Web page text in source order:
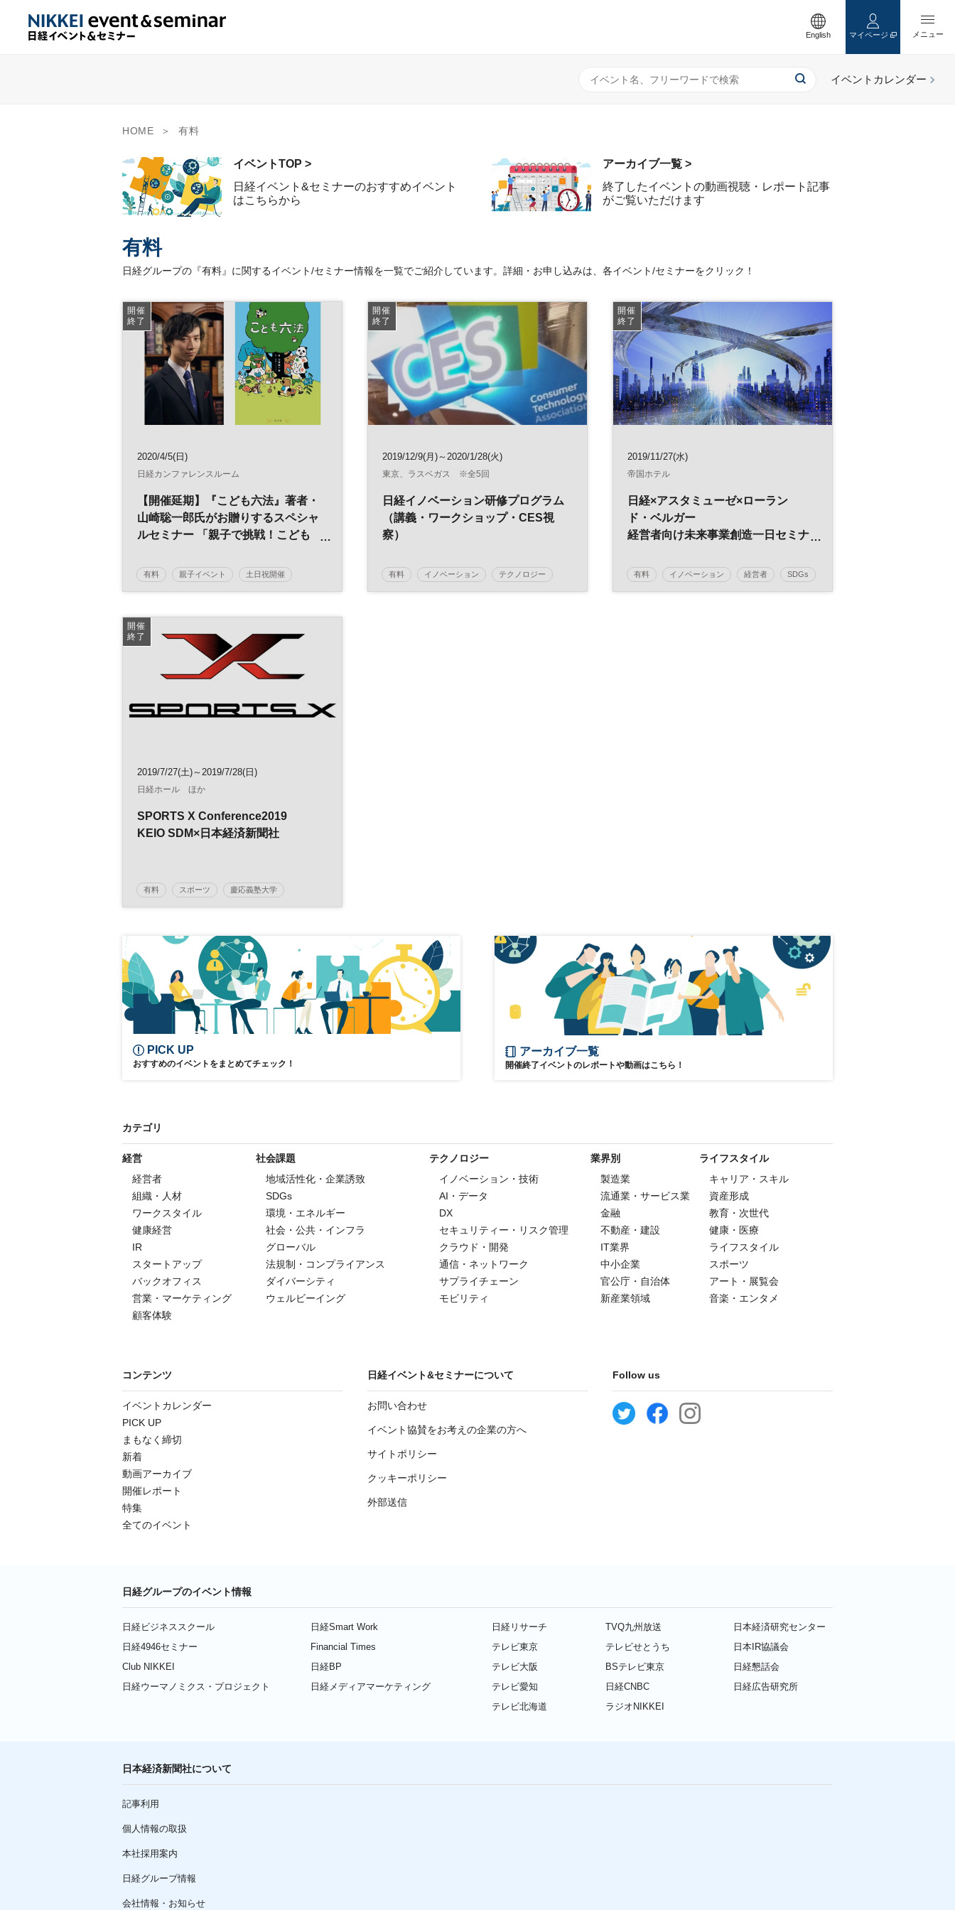
English マイページ
HOME 有料
イベントTOP >
日経イベント&セミナーのおすすめイベント
はこちらから
アーカイブ一覧 >
終了したイベントの動画視聴・レポート記事
がご覧いただけます
有料
日経グループの『有料』に関するイベント/セミナー情報を一覧でご紹介しています。詳細・お申し込みは、各イベント/セミナーをクリック！
開催
終了
2020/4/5(日)
日経カンファレンスルーム
【開催延期】『こども六法』著者・
山崎聡一郎氏がお贈りするスペシャ
ルセミナー 「親子で挑戦！こども
有料 親子イベント 土日祝開催
開催
終了
2019/12/9(月)～2020/1/28(火)
東京、ラスベガス ※全5回
日経イノベーション研修プログラム
（講義・ワークショップ・CES視
察）
有料 イノベーション テクノロジー
開催
終了
2019/11/27(水)
帝国ホテル
日経×アスタミューゼ×ローラン
ド・ベルガー
経営者向け未来事業創造一日セミナ
有料 イノベーション 経営者 SDGs
開催
終了
2019/7/27(土)～2019/7/28(日)
日経ホール ほか
SPORTS X Conference2019
KEIO SDM×日本経済新聞社
有料 スポーツ 慶応義塾大学
PICK UP
おすすめのイベントをまとめてチェック！
アーカイブ一覧
開催終了イベントのレポートや動画はこちら！
カテゴリ
経営
経営者
組織・人材
ワークスタイル
健康経営
IR
スタートアップ
バックオフィス
営業・マーケティング
顧客体験
社会課題
地域活性化・企業誘致
SDGs
環境・エネルギー
社会・公共・インフラ
グローバル
法規制・コンプライアンス
ダイバーシティ
ウェルビーイング
テクノロジー
イノベーション・技術
AI・データ
DX
セキュリティー・リスク管理
クラウド・開発
通信・ネットワーク
サプライチェーン
モビリティ
業界別
製造業
流通業・サービス業
金融
不動産・建設
IT業界
中小企業
官公庁・自治体
新産業領域
ライフスタイル
キャリア・スキル
資産形成
教育・次世代
健康・医療
ライフスタイル
スポーツ
アート・展覧会
音楽・エンタメ
コンテンツ
イベントカレンダー
PICK UP
まもなく締切
新着
動画アーカイブ
開催レポート
特集
全てのイベント
日経イベント&セミナーについて
お問い合わせ
イベント協賛をお考えの企業の方へ
サイトポリシー
クッキーポリシー
外部送信
Follow us
日経グループのイベント情報
日経ビジネススクール
日経4946セミナー
Club NIKKEI
日経ウーマノミクス・プロジェクト
日経Smart Work
Financial Times
日経BP
日経メディアマーケティング
日経リサーチ
テレビ東京
テレビ大阪
テレビ愛知
テレビ北海道
TVQ九州放送
テレビせとうち
BSテレビ東京
日経CNBC
ラジオNIKKEI
日本経済研究センター
日本IR協議会
日経懇話会
日経広告研究所
日本経済新聞社について
記事利用
個人情報の取扱
本社採用案内
日経グループ情報
会社情報・お知らせ